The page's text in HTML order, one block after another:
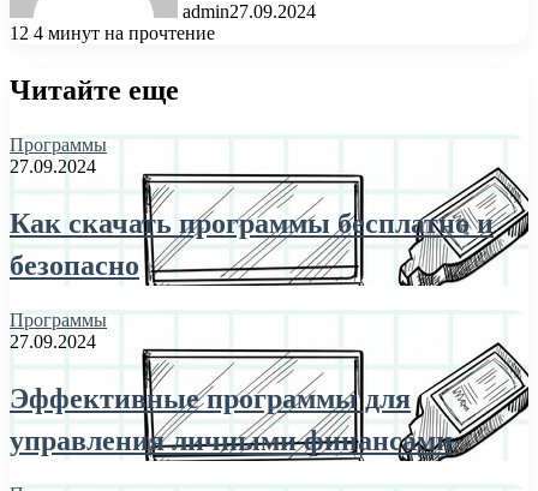
admin27.09.2024
12 4 минут на прочтение
Читайте еще
Программы
27.09.2024
Как скачать программы бесплатно и
безопасно
Программы
27.09.2024
Эффективные программы для
управления личными финансами